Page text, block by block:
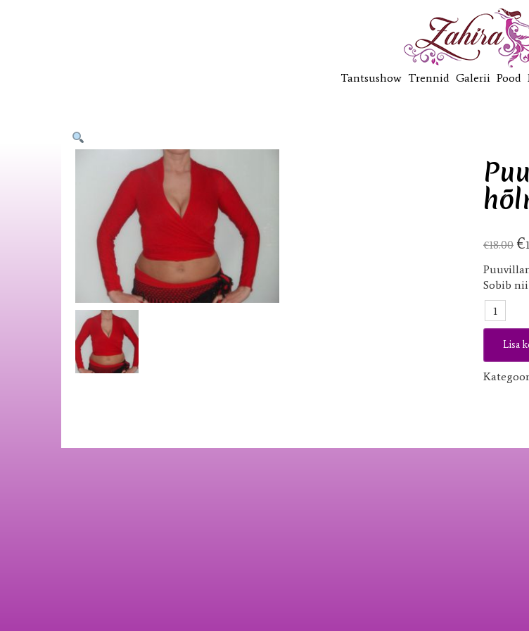
Tantsushow Trennid Galerii Pood
€18.00 €
Sobib
top/
Lisa